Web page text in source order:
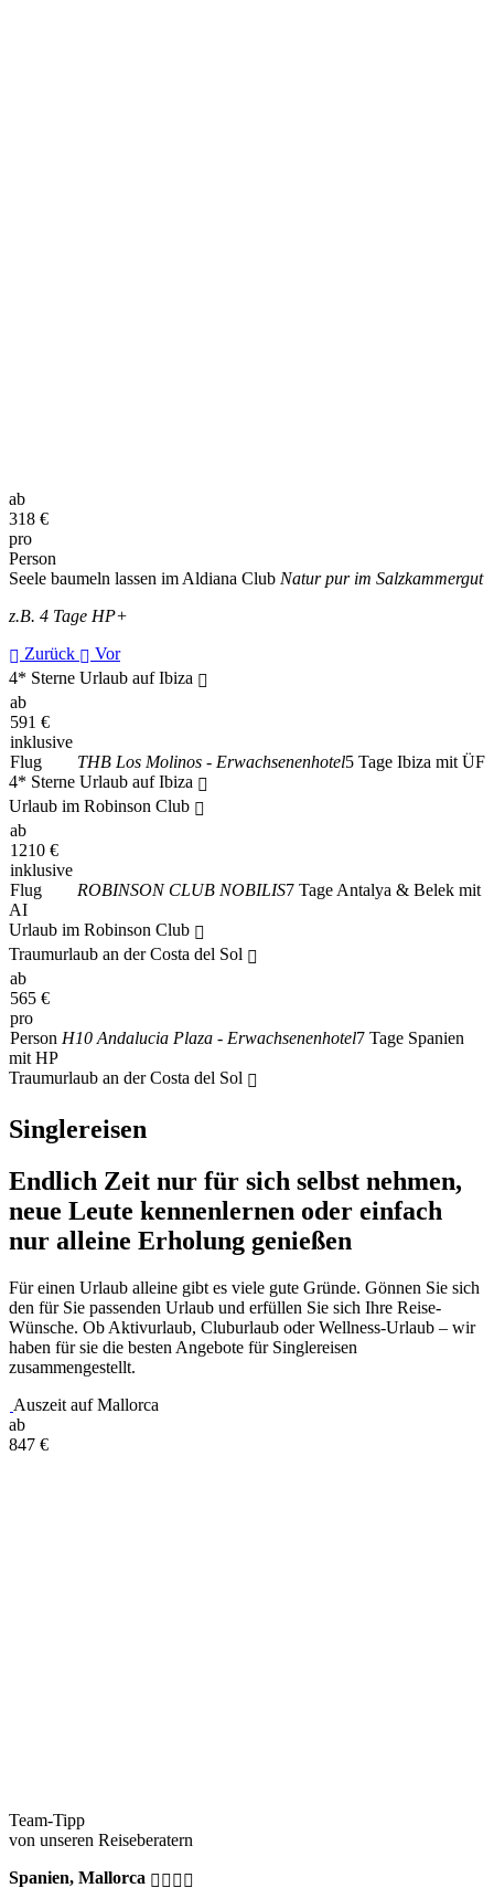
ab
318 €
pro
Person
Seele baumeln lassen im Aldiana Club Natur pur im Salzkammergut
z.B. 4 Tage HP+
Zurück
Vor
4* Sterne Urlaub auf Ibiza
ab
591 €
inklusive
Flug
THB Los Molinos - Erwachsenenhotel5 Tage Ibiza mit ÜF
4* Sterne Urlaub auf Ibiza
Urlaub im Robinson Club
ab
1210 €
inklusive
Flug
ROBINSON CLUB NOBILIS7 Tage Antalya & Belek mit
AI
Urlaub im Robinson Club
Traumurlaub an der Costa del Sol
ab
565 €
pro
Person H10 Andalucia Plaza - Erwachsenenhotel7 Tage Spanien
mit HP
Traumurlaub an der Costa del Sol
Singlereisen
Endlich Zeit nur für sich selbst nehmen,
neue Leute kennenlernen oder einfach
nur alleine Erholung genießen
Für einen Urlaub alleine gibt es viele gute Gründe. Gönnen Sie sich
den für Sie passenden Urlaub und erfüllen Sie sich Ihre Reise-
Wünsche. Ob Aktivurlaub, Cluburlaub oder Wellness-Urlaub – wir
haben für sie die besten Angebote für Singlereisen
zusammengestellt.
Auszeit auf Mallorca
ab
847 €
Team-Tipp
von unseren Reiseberatern
Spanien, Mallorca